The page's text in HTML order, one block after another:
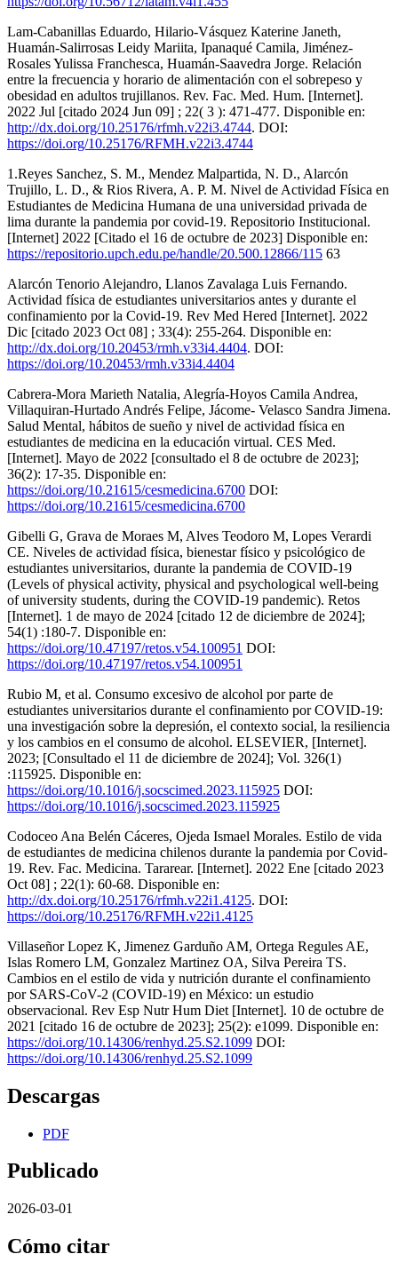
Lam-Cabanillas Eduardo, Hilario-Vásquez Katerine Janeth,
Huamán-Salirrosas Leidy Mariita, Ipanaqué Camila, Jiménez-
Rosales Yulissa Franchesca, Huamán-Saavedra Jorge. Relación
entre la frecuencia y horario de alimentación con el sobrepeso y
obesidad en adultos trujillanos. Rev. Fac. Med. Hum. [Internet].
2022 Jul [citado 2024 Jun 09] ; 22( 3 ): 471-477. Disponible en:
http://dx.doi.org/10.25176/rfmh.v22i3.4744. DOI:
https://doi.org/10.25176/RFMH.v22i3.4744
1.Reyes Sanchez, S. M., Mendez Malpartida, N. D., Alarcón
Trujillo, L. D., & Rios Rivera, A. P. M. Nivel de Actividad Física en
Estudiantes de Medicina Humana de una universidad privada de
lima durante la pandemia por covid-19. Repositorio Institucional.
[Internet] 2022 [Citado el 16 de octubre de 2023] Disponible en:
https://repositorio.upch.edu.pe/handle/20.500.12866/115 63
Alarcón Tenorio Alejandro, Llanos Zavalaga Luis Fernando.
Actividad física de estudiantes universitarios antes y durante el
confinamiento por la Covid-19. Rev Med Hered [Internet]. 2022
Dic [citado 2023 Oct 08] ; 33(4): 255-264. Disponible en:
http://dx.doi.org/10.20453/rmh.v33i4.4404. DOI:
https://doi.org/10.20453/rmh.v33i4.4404
Cabrera-Mora Marieth Natalia, Alegría-Hoyos Camila Andrea,
Villaquiran-Hurtado Andrés Felipe, Jácome- Velasco Sandra Jimena.
Salud Mental, hábitos de sueño y nivel de actividad física en
estudiantes de medicina en la educación virtual. CES Med.
[Internet]. Mayo de 2022 [consultado el 8 de octubre de 2023];
36(2): 17-35. Disponible en:
https://doi.org/10.21615/cesmedicina.6700 DOI:
https://doi.org/10.21615/cesmedicina.6700
Gibelli G, Grava de Moraes M, Alves Teodoro M, Lopes Verardi
CE. Niveles de actividad física, bienestar físico y psicológico de
estudiantes universitarios, durante la pandemia de COVID-19
(Levels of physical activity, physical and psychological well-being
of university students, during the COVID-19 pandemic). Retos
[Internet]. 1 de mayo de 2024 [citado 12 de diciembre de 2024];
54(1) :180-7. Disponible en:
https://doi.org/10.47197/retos.v54.100951 DOI:
https://doi.org/10.47197/retos.v54.100951
Rubio M, et al. Consumo excesivo de alcohol por parte de
estudiantes universitarios durante el confinamiento por COVID-19:
una investigación sobre la depresión, el contexto social, la resiliencia
y los cambios en el consumo de alcohol. ELSEVIER, [Internet].
2023; [Consultado el 11 de diciembre de 2024]; Vol. 326(1)
:115925. Disponible en:
https://doi.org/10.1016/j.socscimed.2023.115925 DOI:
https://doi.org/10.1016/j.socscimed.2023.115925
Codoceo Ana Belén Cáceres, Ojeda Ismael Morales. Estilo de vida
de estudiantes de medicina chilenos durante la pandemia por Covid-
19. Rev. Fac. Medicina. Tararear. [Internet]. 2022 Ene [citado 2023
Oct 08] ; 22(1): 60-68. Disponible en:
http://dx.doi.org/10.25176/rfmh.v22i1.4125. DOI:
https://doi.org/10.25176/RFMH.v22i1.4125
Villaseñor Lopez K, Jimenez Garduño AM, Ortega Regules AE,
Islas Romero LM, Gonzalez Martinez OA, Silva Pereira TS.
Cambios en el estilo de vida y nutrición durante el confinamiento
por SARS-CoV-2 (COVID-19) en México: un estudio
observacional. Rev Esp Nutr Hum Diet [Internet]. 10 de octubre de
2021 [citado 16 de octubre de 2023]; 25(2): e1099. Disponible en:
https://doi.org/10.14306/renhyd.25.S2.1099 DOI:
https://doi.org/10.14306/renhyd.25.S2.1099
Descargas
PDF
Publicado
2026-03-01
Cómo citar